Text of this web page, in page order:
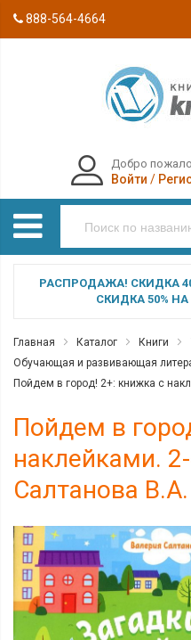
888-564-4664
Добро
Войти /
РАСПРОДАЖА! СКИДКА
СКИДКА 50%
Главная Каталог Книги
Обучающая и развивающая
Пойдем в город! 2+: книжка с
Пойдем в
наклейками.
Салтанова В.А.